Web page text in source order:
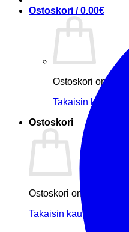
Ostoskori /0.00€
Ostoskori on tyhjä.
Takaisin kauppaan
Ostoskori
Ostoskori on tyhjä.
Takaisin kauppaan